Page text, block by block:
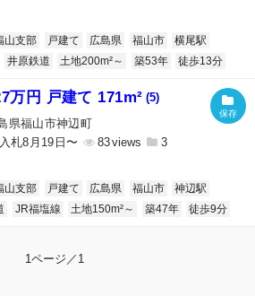
山支部 戸建て 広島県 福山市
横尾駅
井原鉄道 土地200m²～ 築53年 徒歩13分
万円 戸建て 171m² (5)
県福山市神辺町
入札8月19日〜
83 3
山支部 戸建て 広島県 福山市
神辺駅
JR福塩線 土地150m²～ 築47年 徒歩9分
1ページ／1